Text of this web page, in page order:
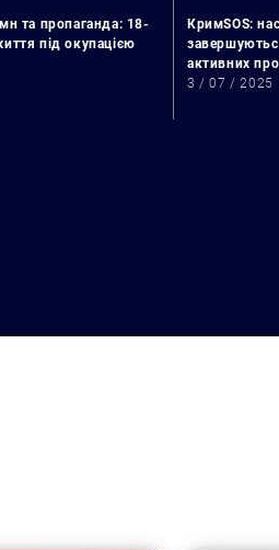
та пропаганда: 18-
під окупацією
КримSOS:
активних
3 / 07 / 2025